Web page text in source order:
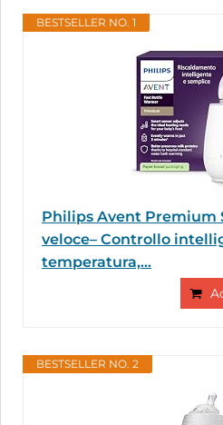
BESTSELLER NO. 1
Philips Avent Premium
veloce– Controllo
temperatura,...
BESTSELLER NO. 2